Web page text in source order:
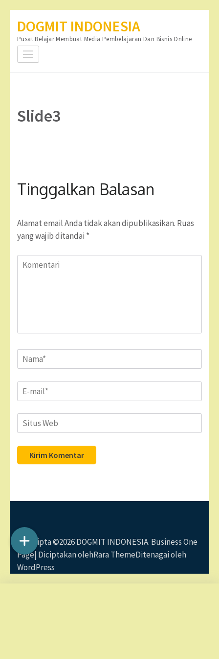
konten
(Tekan
DOGMIT INDONESIA
Pusat Belajar Membuat Media Pembelajaran Dan Bisnis Online
Slide3
Tinggalkan Balasan
Alamat email Anda tidak akan dipublikasikan. Ruas
yang wajib ditandai *
Komentari
Name*
Email*
Situs
Web
Hak Cipta ©2026DOGMIT INDONESIA. Business One
Page| Diciptakan olehRara ThemeDitenagai oleh
WordPress